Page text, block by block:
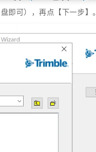
即可），再点【下一步】。